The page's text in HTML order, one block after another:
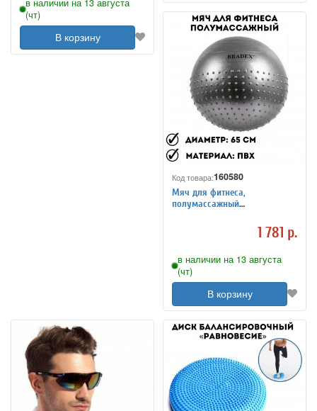
в наличии на 13 августа
(чт)
В корзину
Код товара:160580
Мяч для фитнеса,
полумассажный
1 781 р.
в наличии на 13 августа
(чт)
В корзину